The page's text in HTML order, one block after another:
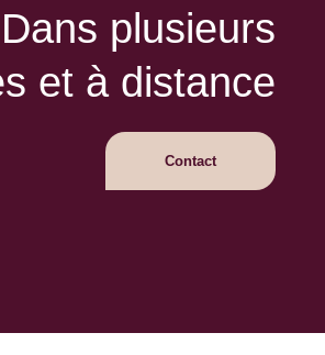
Dans plusieurs
et à distance
Contact